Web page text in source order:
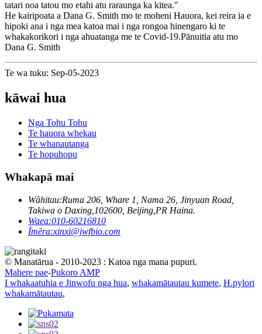
tatari noa tatou mo etahi atu raraunga ka kitea."
He kairipoata a Dana G. Smith mo te moheni Hauora, kei reira ia e
hipoki ana i nga mea katoa mai i nga rongoa hinengaro ki te
whakakorikori i nga ahuatanga me te Covid-19.Pānuitia atu mo
Dana G. Smith
Te wa tuku: Sep-05-2023
kāwai hua
Nga Tohu Tohu
Te hauora whekau
Te whanautanga
Te hopuhopu
Whakapā mai
Wāhitau:Ruma 206, Whare 1, Nama 26, Jinyuan Road,
Takiwa o Daxing,102600, Beijing,PR Haina.
Waea:010-60216810
Īmēra:xinxi@jwfbio.com
© Manatārua - 2010-2023 : Katoa nga mana pupuri.
Mahere pae-Pukoro AMP
I whakaatuhia e Jinwofu nga hua, whakamātautau kumete, H.pylori
whakamātautau,